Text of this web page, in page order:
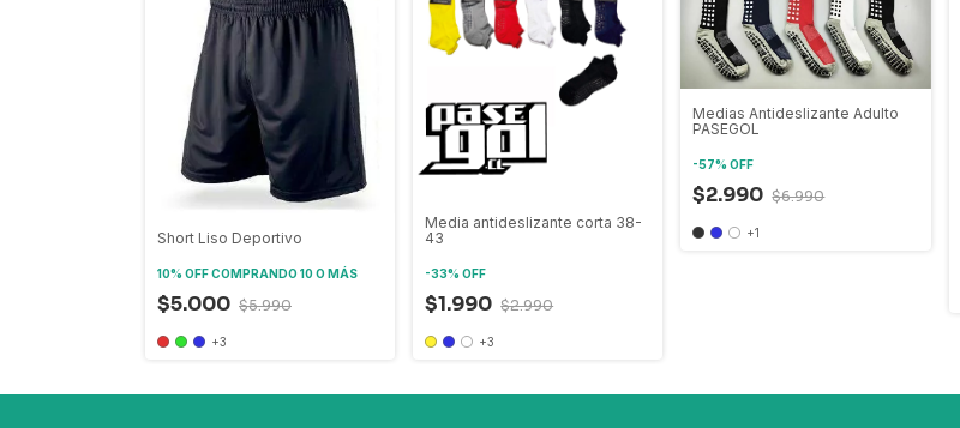
Short Liso Deportivo
10% OFFCOMPRANDO 10 O MÁS
$5.000 $5.990
+3
Media antideslizante corta 38-
43
-33%OFF
$1.990 $2.990
+3
Medias Antideslizante Adulto
PASEGOL
-57%OFF
$2.990 $6.990
+1